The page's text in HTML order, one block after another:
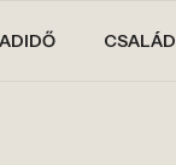
CSALÁD